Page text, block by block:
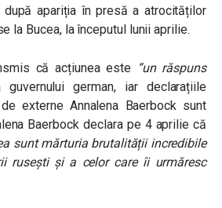
după apariția în presă a atrocităților
la Bucea, la începutul lunii aprilie.
că acțiunea este “un răspuns
german, iar declarațiile
externe Annalena Baerbock sunt
Baerbock declara pe 4 aprilie că
sunt mărturia brutalității incredibile
rusești și a celor care îi urmăresc